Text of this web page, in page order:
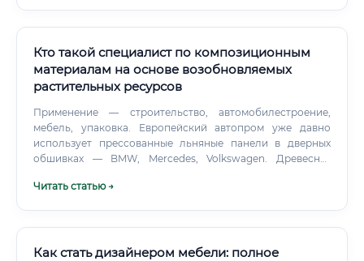
Кто такой специалист по композиционным
материалам на основе возобновляемых
растительных ресурсов
Применение — строительство, автомобилестроение,
мебель, упаковка. Европейский автопром уже давно
использует прессованные льняные панели в дверных
обшивках — BMW, Mercedes, Volkswagen. Древесно-
Читать статью →
Как стать дизайнером мебели: полное